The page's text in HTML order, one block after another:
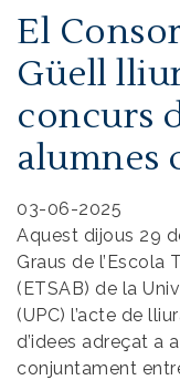
El
Güell
concurs
alumnes
03-06-2025
Aquest dijous 29
Graus de l’Escola
(ETSAB) de la
(UPC) l’acte de
d’idees adreçat a
conjuntament